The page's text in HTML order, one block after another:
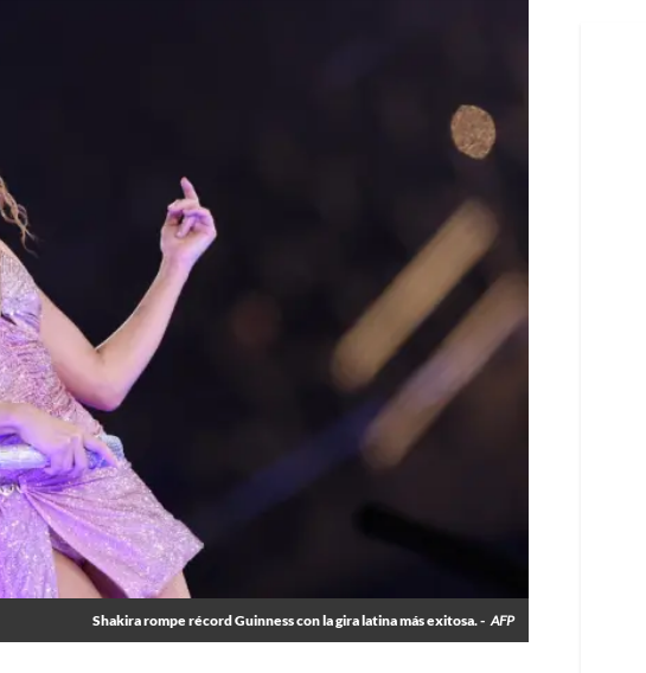
Shakira rompe récord Guinness con la gira latina más exitosa. - AFP